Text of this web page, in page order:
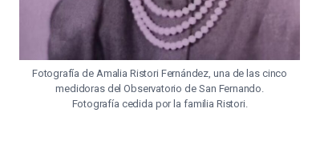
Fotografía de Amalia Ristori Fernández, una de las cinco
medidoras del Observatorio de San Fernando.
Fotografía cedida por la familia Ristori.